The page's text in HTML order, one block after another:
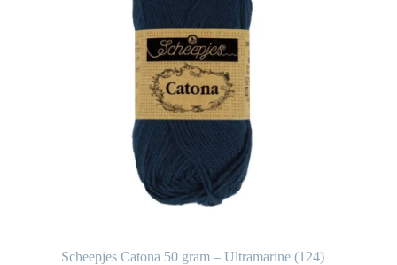
Scheepjes Catona 50 gram – Ultramarine (124)